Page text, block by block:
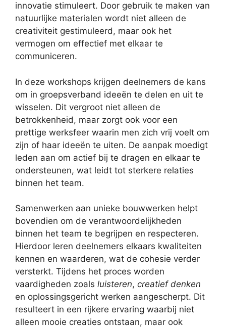
innovatie stimuleert. Door gebruik te maken van
natuurlijke materialen wordt niet alleen de
creativiteit gestimuleerd, maar ook het
vermogen om effectief met elkaar te
communiceren.
In deze workshops krijgen deelnemers de kans
om in groepsverband ideeën te delen en uit te
wisselen. Dit vergroot niet alleen de
betrokkenheid, maar zorgt ook voor een
prettige werksfeer waarin men zich vrij voelt om
zijn of haar ideeën te uiten. De aanpak moedigt
leden aan om actief bij te dragen en elkaar te
ondersteunen, wat leidt tot sterkere relaties
binnen het team.
Samenwerken aan unieke bouwwerken helpt
bovendien om de verantwoordelijkheden
binnen het team te begrijpen en respecteren.
Hierdoor leren deelnemers elkaars kwaliteiten
kennen en waarderen, wat de cohesie verder
versterkt. Tijdens het proces worden
vaardigheden zoals luisteren, creatief denken
en oplossingsgericht werken aangescherpt. Dit
resulteert in een rijkere ervaring waarbij niet
alleen mooie creaties ontstaan, maar ook